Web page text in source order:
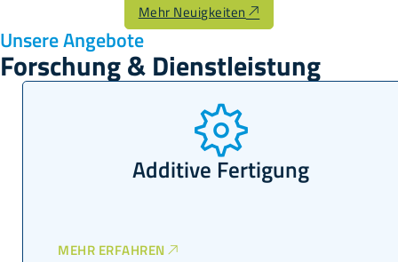
Mehr Neuigkeiten
Unsere Angebote
Forschung & Dienstleistung
Beschichtungs- und
MEHR ERFAHREN